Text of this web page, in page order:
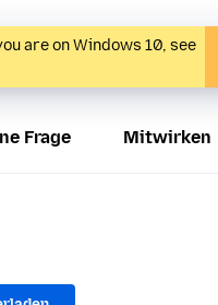
are on Windows 10, see
Frage Mitwirken